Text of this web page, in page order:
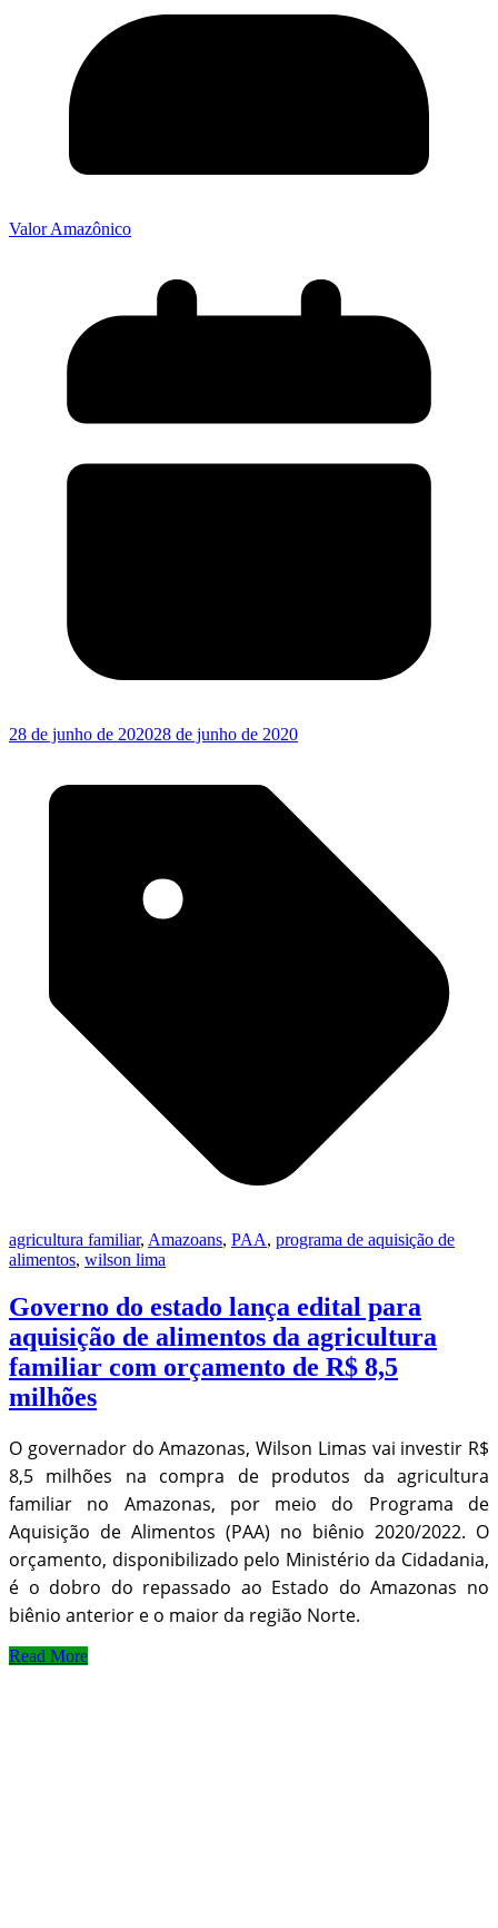
Valor Amazônico
28 de junho de 202028 de junho de 2020
agricultura familiar, Amazoans, PAA, programa de aquisição de
alimentos, wilson lima
Governo do estado lança edital para
aquisição de alimentos da agricultura
familiar com orçamento de R$ 8,5
milhões
O governador do Amazonas, Wilson Limas vai investir R$
8,5 milhões na compra de produtos da agricultura
familiar no Amazonas, por meio do Programa de
Aquisição de Alimentos (PAA) no biênio 2020/2022. O
orçamento, disponibilizado pelo Ministério da Cidadania,
é o dobro do repassado ao Estado do Amazonas no
biênio anterior e o maior da região Norte.
Read More